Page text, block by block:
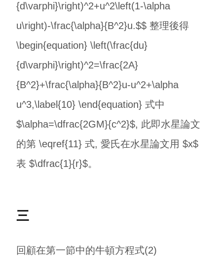
{d\varphi}\right)^2+u^2\left(1-\alpha
u\right)-\frac{\alpha}{B^2}u.$$ 整理後得
\begin{equation} \left(\frac{du}
{d\varphi}\right)^2=\frac{2A}
{B^2}+\frac{\alpha}{B^2}u-u^2+\alpha
u^3,\label{10} \end{equation} 式中
$\alpha=\dfrac{2GM}{c^2}$, 此即水星論文
的第 \eqref{11} 式, 愛氏在水星論文用 $x$
表 $\dfrac{1}{r}$。
三
回顧在第一節中的牛頓方程式(2)